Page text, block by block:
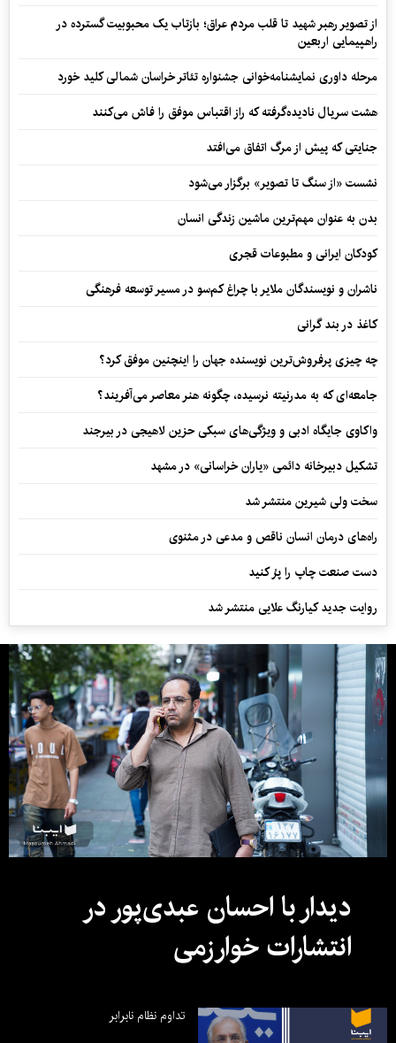
از تصویر رهبر شهید تا قلب مردم عراق؛ بازتاب یک محبوبیت گسترده در
راهپیمایی اربعین
مرحله داوری نمایشنامه‌خوانی جشنواره تئاتر خراسان شمالی کلید خورد
هشت سریال نادیده‌گرفته که راز اقتباس موفق را فاش می‌کنند
جنایتی که پیش از مرگ اتفاق می‌افتد
نشست «از سنگ تا تصویر» برگزار می‌شود
بدن به عنوان مهم‌ترین ماشین زندگی انسان
کودکان ایرانی و مطبوعات قجری
ناشران و نویسندگان ملایر با چراغ کم‌سو در مسیر توسعه فرهنگی
کاغذ در بند گرانی
چه چیزی پرفروش‌ترین نویسنده جهان را اینچنین موفق کرد؟
جامعه‌ای که به مدرنیته نرسیده، چگونه هنر معاصر می‌آفریند؟
واکاوی جایگاه ادبی و ویژگی‌های سبکی حزین لاهیجی در بیرجند
تشکیل دبیرخانه دائمی «یاران خراسانی» در مشهد
سخت ولی شیرین منتشر شد
راه‌های درمان انسان ناقص و مدعی در مثنوی
دست صنعت چاپ را پرُ کنید
روایت جدید کیارنگ علایی منتشر شد
دیدار با احسان عبدی‌پور در
انتشارات خوارزمی
تداوم نظام نابرابر